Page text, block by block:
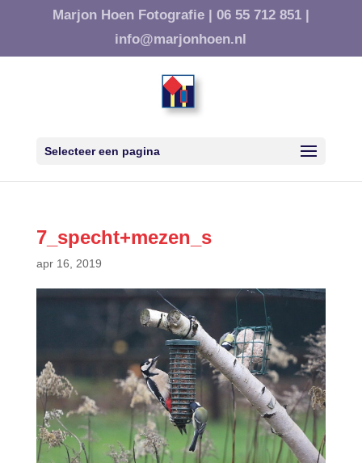
Marjon Hoen Fotografie | 06 55 712 851 |
info@marjonhoen.nl
Selecteer een pagina
7_specht+mezen_s
apr 16, 2019